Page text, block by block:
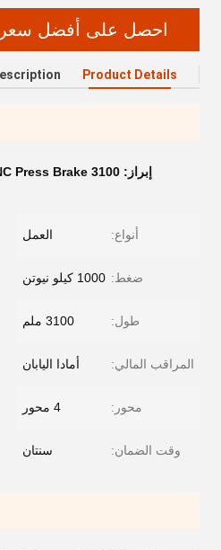
احصل على أفضل سعر
Product Details
إبراز: 3100 CNC Press Brake
أنواع: العمل
ضغط: 1000 كيلو نيوتن
طول: 3100 ملم
المراقب المالي: أمادا اليابان
محور: 4 محور
وقت الضمان: سنتان